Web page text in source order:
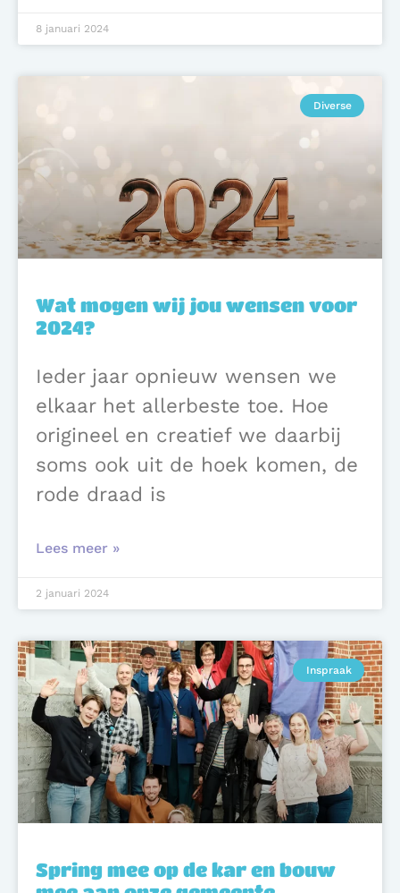
8 januari 2024
Diverse
Wat mogen wij jou wensen voor
2024?
Ieder jaar opnieuw wensen we
elkaar het allerbeste toe. Hoe
origineel en creatief we daarbij
soms ook uit de hoek komen, de
rode draad is
Lees meer »
2 januari 2024
Inspraak
Spring mee op de kar en bouw